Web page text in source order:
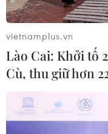
Lần đầu tiên
vietnamplus.vn
Lào Cai: Khởi tố
Cù, thu giữ hơn